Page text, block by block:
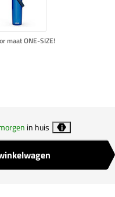
maat ONE-SIZE!
in huis i